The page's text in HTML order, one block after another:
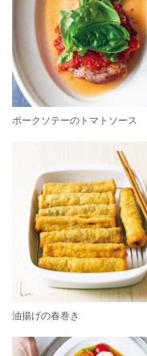
ポークソテーのトマトソース
油揚げの春巻き